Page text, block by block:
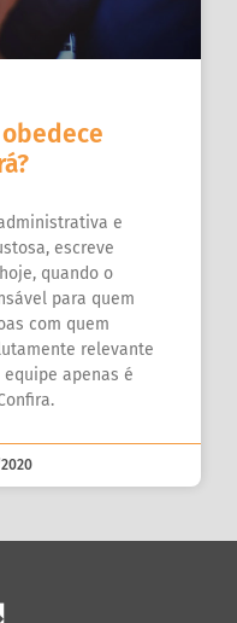
e
escreve
quando o
para quem
com quem
relevante
apenas é